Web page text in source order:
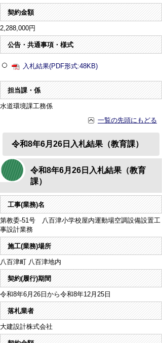
契約金額
2,288,000円
公告・共通事項・様式
入札結果(PDF形式:48KB)
担当課・係
水道環境課工務係
一覧の先頭にもどる
令和8年6月26日入札結果（教育課）
令和8年6月26日入札結果（教育
課）
工事(業務)名
第教委-51号 八百津小学校屋内運動場空調設備設置工
事設計業務
施工(業務)場所
八百津町 八百津地内
契約(履行)期間
令和8年6月26日から令和8年12月25日
落札業者
大建設計株式会社